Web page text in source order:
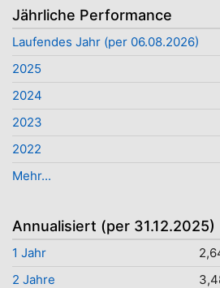
Jährliche Performance
Laufendes Jahr (per 06.08.2026)
2025
2024
2023
2022
Mehr...
Annualisiert (per 31.12.2025)
1 Jahr
2 Jahre